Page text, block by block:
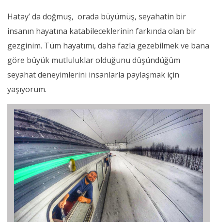
Hatay’ da doğmuş, orada büyümüş, seyahatin bir
insanın hayatına katabileceklerinin farkında olan bir
gezginim. Tüm hayatımı, daha fazla gezebilmek ve bana
göre büyük mutluluklar olduğunu düşündüğüm
seyahat deneyimlerini insanlarla paylaşmak için
yaşıyorum.